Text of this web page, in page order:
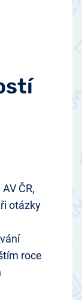
ČR,
otázky
roce